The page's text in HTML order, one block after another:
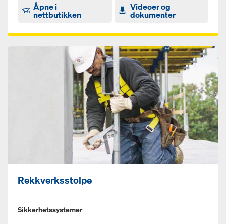
Åpne i
nettbutikken
Videoer og
dokumenter
Rekkverksstolpe
Sikkerhetssystemer